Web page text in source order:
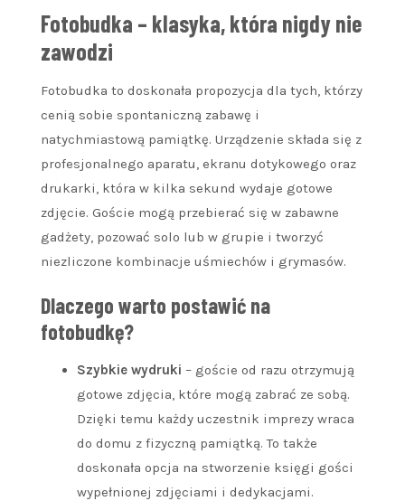
Fotobudka – klasyka, która nigdy nie
zawodzi
Fotobudka to doskonała propozycja dla tych, którzy
cenią sobie spontaniczną zabawę i
natychmiastową pamiątkę. Urządzenie składa się z
profesjonalnego aparatu, ekranu dotykowego oraz
drukarki, która w kilka sekund wydaje gotowe
zdjęcie. Goście mogą przebierać się w zabawne
gadżety, pozować solo lub w grupie i tworzyć
niezliczone kombinacje uśmiechów i grymasów.
Dlaczego warto postawić na
fotobudkę?
Szybkie wydruki – goście od razu otrzymują
gotowe zdjęcia, które mogą zabrać ze sobą.
Dzięki temu każdy uczestnik imprezy wraca
do domu z fizyczną pamiątką. To także
doskonała opcja na stworzenie księgi gości
wypełnionej zdjęciami i dedykacjami.